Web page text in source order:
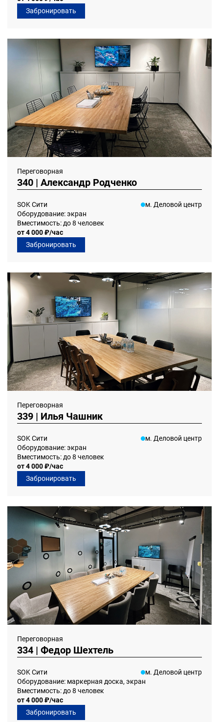
Забронировать
Переговорная
340 | Александр Родченко
SOK Сити
м. Деловой центр
Оборудование: экран
Вместимость: до 8 человек
от 4 000 ₽/час
Забронировать
Переговорная
339 | Илья Чашник
SOK Сити
м. Деловой центр
Оборудование: экран
Вместимость: до 8 человек
от 4 000 ₽/час
Забронировать
Переговорная
334 | Федор Шехтель
SOK Сити
м. Деловой центр
Оборудование: маркерная доска, экран
Вместимость: до 8 человек
от 4 000 ₽/час
Забронировать